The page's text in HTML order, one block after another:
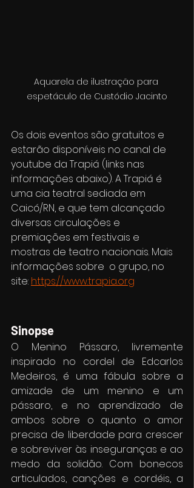
Aquarela de ilustração para
espetáculo de Custódio Jacinto
Os dois eventos são gratuitos e
estarão disponíveis no canal de
youtube da Trapiá (links nas
informações abaixo). A Trapiá é
uma cia teatral sediada em
Caicó/RN, e que tem alcançado
diversas circulações e
premiações em festivais e
mostras de teatro nacionais. Mais
informações sobre  o grupo, no
site: https://www.trapia.org
Sinopse
O Menino Pássaro, livremente
inspirado no cordel de Edcarlos
Medeiros, é uma fábula sobre a
amizade de um menino e um
pássaro, e no aprendizado de
ambos sobre o quanto o amor
precisa de liberdade para crescer
e sobreviver às inseguranças e ao
medo da solidão. Com bonecos
articulados, canções e cordéis, a